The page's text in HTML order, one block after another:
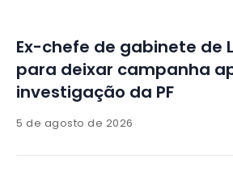
Ex-chefe de gabinete de
para deixar campanha
investigação da PF
5 de agosto de 2026